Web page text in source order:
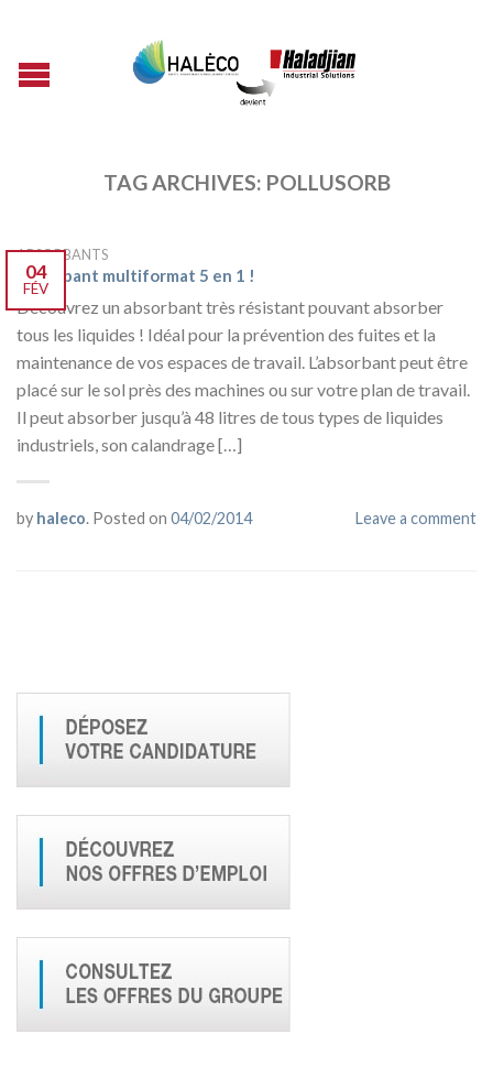
TAG ARCHIVES: POLLUSORB
04
FÉV
ABSORBANTS
Absorbant multiformat 5 en 1 !
Découvrez un absorbant très résistant pouvant absorber
tous les liquides ! Idéal pour la prévention des fuites et la
maintenance de vos espaces de travail. L’absorbant peut être
placé sur le sol près des machines ou sur votre plan de travail.
Il peut absorber jusqu’à 48 litres de tous types de liquides
industriels, son calandrage […]
by haleco. Posted on 04/02/2014 Leave a comment